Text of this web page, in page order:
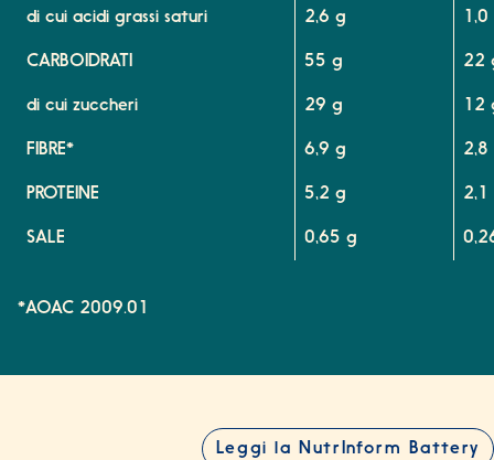
di cui acidi grassi saturi 2,6 g 1,0
CARBOIDRATI 55 g 22
di cui zuccheri 29 g 12
FIBRE* 6,9 g 2,8
PROTEINE 5,2 g 2,1
SALE 0,65 g
*AOAC 2009.01
Leggi la NutrInform Battery